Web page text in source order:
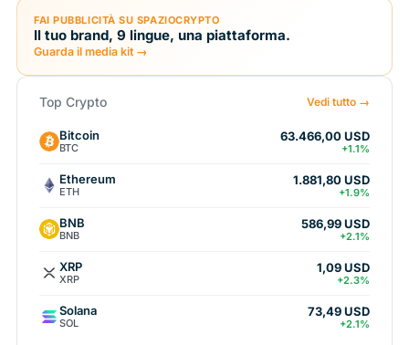
FAI PUBBLICITÀ SU SPAZIOCRYPTO
Il tuo brand, 9 lingue, una piattaforma.
Guarda il media kit →
Top Crypto Vedi tutto →
Bitcoin
BTC
63.466,00 USD
+1.1%
Ethereum
ETH
1.881,80 USD
+1.9%
BNB
BNB
586,99 USD
+2.1%
XRP
XRP
1,09 USD
+2.3%
Solana
SOL
73,49 USD
+2.1%